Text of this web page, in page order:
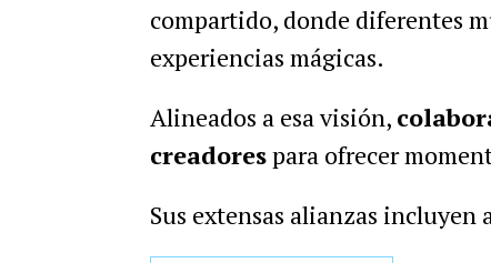
compartido, donde diferentes
experiencias mágicas.
Alineados a esa visión,
creadorespara ofrecer
Sus extensas alianzas incluyen